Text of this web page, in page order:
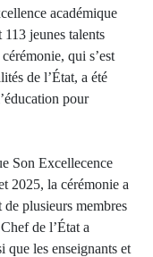
académique
113 jeunes talents
qui s’est
de l’État, a été
pour
Son Excellecence
2025, la cérémonie a
plusieurs membres
de l’État a
que les enseignants et